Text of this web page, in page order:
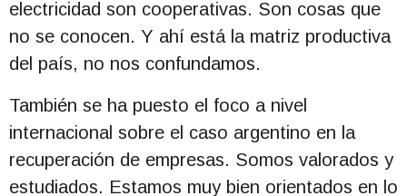
electricidad son cooperativas. Son cosas que
no se conocen. Y ahí está la matriz productiva
del país, no nos confundamos.
También se ha puesto el foco a nivel
internacional sobre el caso argentino en la
recuperación de empresas. Somos valorados y
estudiados. Estamos muy bien orientados en lo